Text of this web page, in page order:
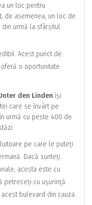
un loc pentru
de asemenea, un loc de
urmă la sfârșitul
Acest punct de
o oportunitate
den Linden își
care se învârt pe
urmă cu peste 400 de
pe care le puteți
Dacă sunteți
acesta este cu
petreceți cu ușurință
bulevard din cauza